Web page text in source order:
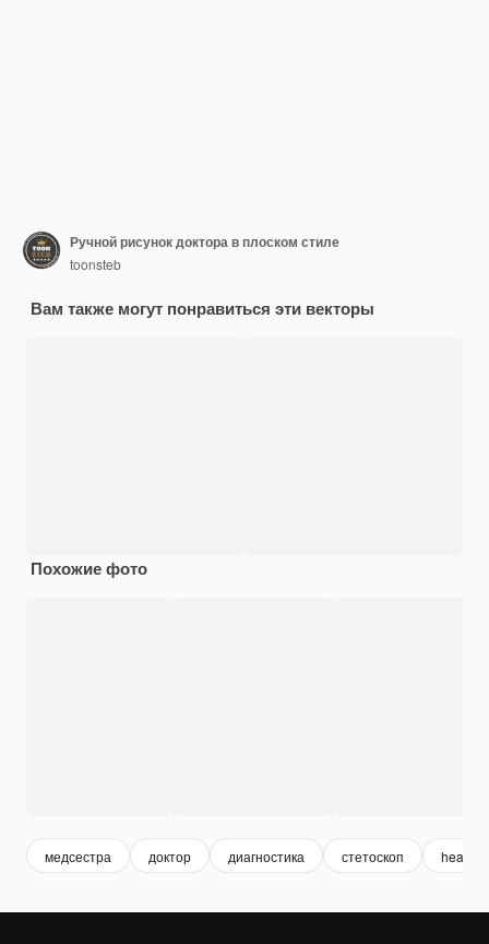
Ручной рисунок доктора в плоском стиле
toonsteb
Вам также могут понравиться эти векторы
Похожие фото
медсестра доктор диагностика стетоскоп health